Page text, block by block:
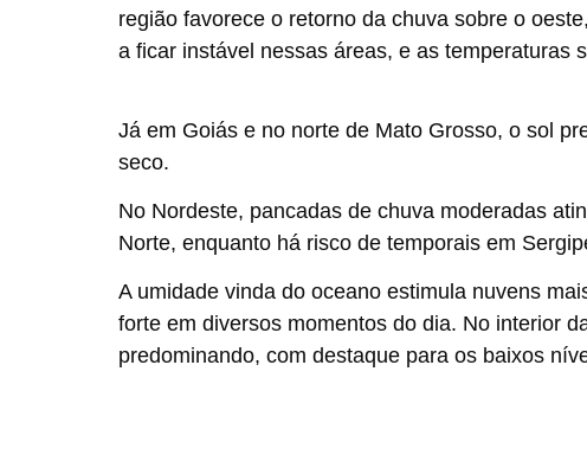
região favorece o retorno da chuva sobre o
a ficar instável nessas áreas, e as temperaturas
Já em Goiás e no norte de Mato Grosso, o sol
seco.
No Nordeste, pancadas de chuva moderadas
Norte, enquanto há risco de temporais em
A umidade vinda do oceano estimula nuvens
forte em diversos momentos do dia. No interior
predominando, com destaque para os baixos